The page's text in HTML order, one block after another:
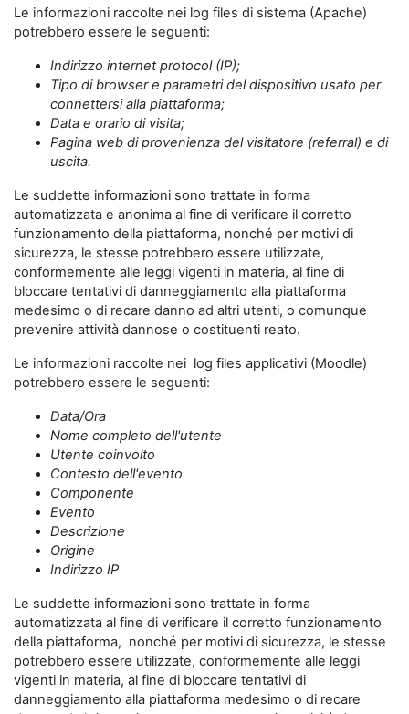
Le informazioni raccolte nei log files di sistema (Apache)
potrebbero essere le seguenti:
Indirizzo internet protocol (IP);
Tipo di browser e parametri del dispositivo usato per
connettersi alla piattaforma;
Data e orario di visita;
Pagina web di provenienza del visitatore (referral) e di
uscita.
Le suddette informazioni sono trattate in forma
automatizzata e anonima al fine di verificare il corretto
funzionamento della piattaforma, nonché per motivi di
sicurezza, le stesse potrebbero essere utilizzate,
conformemente alle leggi vigenti in materia, al fine di
bloccare tentativi di danneggiamento alla piattaforma
medesimo o di recare danno ad altri utenti, o comunque
prevenire attività dannose o costituenti reato.
Le informazioni raccolte nei log files applicativi (Moodle)
potrebbero essere le seguenti:
Data/Ora
Nome completo dell'utente
Utente coinvolto
Contesto dell'evento
Componente
Evento
Descrizione
Origine
Indirizzo IP
Le suddette informazioni sono trattate in forma
automatizzata al fine di verificare il corretto funzionamento
della piattaforma, nonché per motivi di sicurezza, le stesse
potrebbero essere utilizzate, conformemente alle leggi
vigenti in materia, al fine di bloccare tentativi di
danneggiamento alla piattaforma medesimo o di recare